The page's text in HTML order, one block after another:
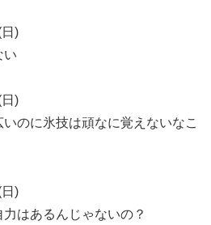
)
い
)
のに氷技は頑なに覚えないなこ
)
はあるんじゃないの？